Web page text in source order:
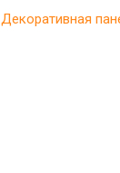
Декоративная